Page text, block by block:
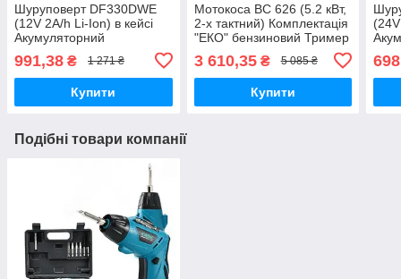
Шуруповерт DF330DWE
(12V 2A/h Li-Ion) в кейсі
Акумуляторний
шуруповерт-дриль Макіта
991,38 ₴ 1 271 ₴
Купити
Мотокоса BC 626 (5.2 кВт,
2-х тактний) Комплектація
"ЕКО" бензиновий Тример
3 610,35₴ 5 085 ₴
Купити
Подібні товари компанії